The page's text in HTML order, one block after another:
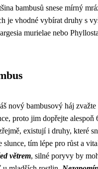
bambusů snese mírný
je vhodné vybírat druhy s
murielae nebo
nový bambusový háj zvažte
proto jim dopřejte alespoň
existují i druhy, které
slunce, tím lépe pro růst a
větrem, silné poryvy by